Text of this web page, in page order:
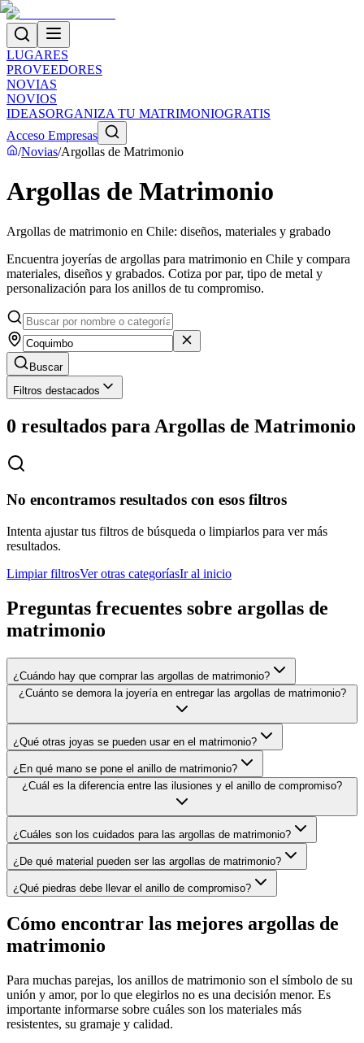
LUGARES
PROVEEDORES
NOVIAS
NOVIOS
IDEASORGANIZA TU MATRIMONIOGRATIS
Acceso Empresas
/Novias/Argollas de Matrimonio
Argollas de Matrimonio
Argollas de matrimonio en Chile: diseños, materiales y grabado
Encuentra joyerías de argollas para matrimonio en Chile y compara
materiales, diseños y grabados. Cotiza por par, tipo de metal y
personalización para los anillos de tu compromiso.
Buscar
Filtros destacados
0 resultados para Argollas de Matrimonio
No encontramos resultados con esos filtros
Intenta ajustar tus filtros de búsqueda o limpiarlos para ver más
resultados.
Limpiar filtrosVer otras categoríasIr al inicio
Preguntas frecuentes sobre argollas de
matrimonio
¿Cuándo hay que comprar las argollas de matrimonio?
¿Cuánto se demora la joyería en entregar las argollas de matrimonio?
¿Qué otras joyas se pueden usar en el matrimonio?
¿En qué mano se pone el anillo de matrimonio?
¿Cuál es la diferencia entre las ilusiones y el anillo de compromiso?
¿Cuáles son los cuidados para las argollas de matrimonio?
¿De qué material pueden ser las argollas de matrimonio?
¿Qué piedras debe llevar el anillo de compromiso?
Cómo encontrar las mejores argollas de
matrimonio
Para muchas parejas, los anillos de matrimonio son el símbolo de su
unión y amor, por lo que elegirlos no es una decisión menor. Es
importante informarse sobre cuáles son los materiales más
resistentes, su gramaje y calidad.